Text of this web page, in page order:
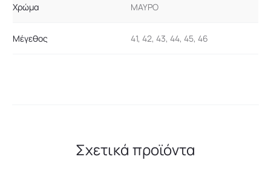
Χρώμα ΜΑΥΡΟ
Μέγεθος 41, 42, 43, 44, 45, 46
Σχετικά προϊόντα